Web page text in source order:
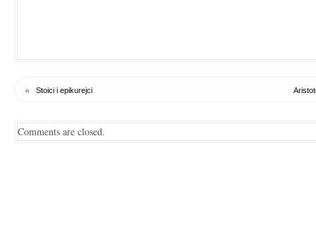
« Stoici i epikurejci
Comments are closed.